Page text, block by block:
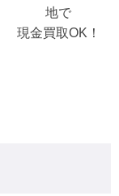
地で
現金買取OK！